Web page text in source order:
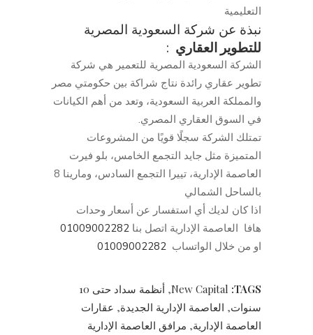
التعليمية
نبذة عن شركة السعودية المصرية
للتطوير العقاري :
الشركة السعودية المصرية للتعمير هي شركة
تطوير عقاري رائدة نتاج شراكة بين حكومتي مصر
والمملكة العربية السعودية، وتعد من أهم الكيانات
في السوق العقاري المصري.
تمتلك الشركة سجلًا قويًا من المشروعات
المتميزة مثل جايد التجمع الخامس، بلو فيرت
العاصمة الإدارية، تييرا التجمع السادس، ومارينا 8
بالساحل الشمالي
اذا كان لديك أي استفسار عن أسعار وحدات
هافا العاصمة الإدارية اتصل بنا 01009002282
او من خلال الواتساب
TAGS:
New Capital
,
أنظمة سداد حتى 10
سنوات, العاصمة الإدارية الجديدة, عقارات
العاصمة الإدارية, مرافق العاصمة الإدارية